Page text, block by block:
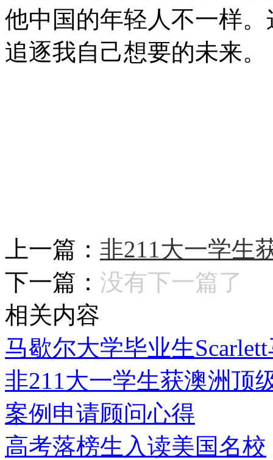
他中国的年轻人不一样
追逐我自己想要的未来。
上一篇： 非211大一学生
下一篇： 没有下一篇了
相关内容
马歇尔大学毕业生
非211大一学生获澳洲顶
案例申请顾问心得
高考落榜生入读美国名校